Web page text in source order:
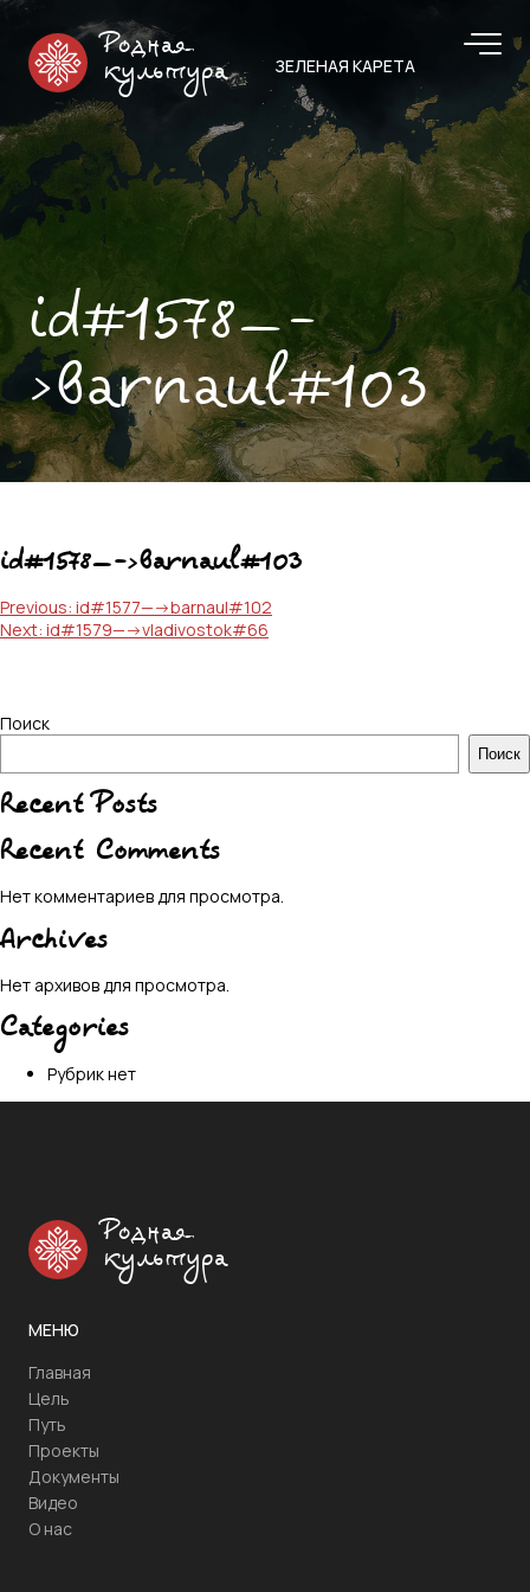
Родная
культура
ЗЕЛЕНАЯ КАРЕТА
id#1578—-
>barnaul#103
id#1578—->barnaul#103
Навигация
по
Previous: id#1577—->barnaul#102
Next: id#1579—->vladivostok#66
Поиск
Поиск
Recent Posts
Recent Comments
Нет комментариев для просмотра.
Archives
Нет архивов для просмотра.
Categories
Рубрик нет
Родная
культура
МЕНЮ
Главная
Цель
Путь
Проекты
Документы
Видео
О нас